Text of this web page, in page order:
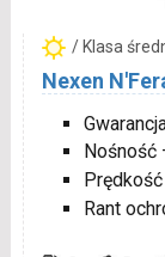
/ Klasa
Nexen
Nośność
Rant